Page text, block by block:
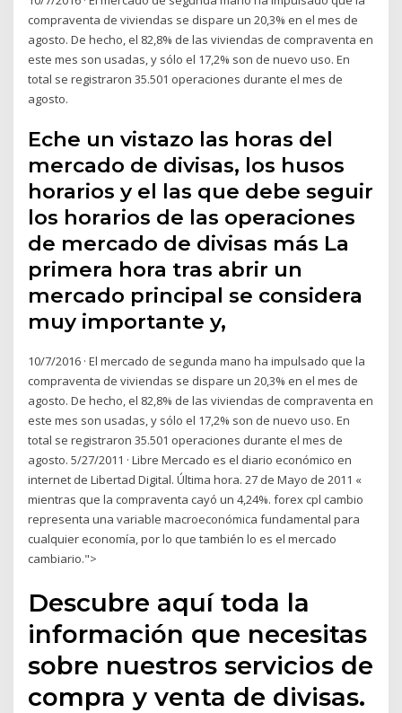
compraventa de viviendas se dispare un 20,3% en el mes de
agosto. De hecho, el 82,8% de las viviendas de compraventa en
este mes son usadas, y sólo el 17,2% son de nuevo uso. En
total se registraron 35.501 operaciones durante el mes de
agosto.
Eche un vistazo las horas del
mercado de divisas, los husos
horarios y el las que debe seguir
los horarios de las operaciones
de mercado de divisas más La
primera hora tras abrir un
mercado principal se considera
muy importante y,
10/7/2016 · El mercado de segunda mano ha impulsado que la
compraventa de viviendas se dispare un 20,3% en el mes de
agosto. De hecho, el 82,8% de las viviendas de compraventa en
este mes son usadas, y sólo el 17,2% son de nuevo uso. En
total se registraron 35.501 operaciones durante el mes de
agosto. 5/27/2011 · Libre Mercado es el diario económico en
internet de Libertad Digital. Última hora. 27 de Mayo de 2011 «
mientras que la compraventa cayó un 4,24%. forex cpl cambio
representa una variable macroeconómica fundamental para
cualquier economía, por lo que también lo es el mercado
cambiario.">
Descubre aquí toda la
información que necesitas
sobre nuestros servicios de
compra y venta de divisas.